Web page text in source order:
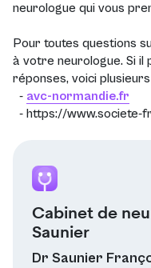
neurologue qui vous
Pour toutes questions
à votre neurologue. Si il
réponses, voici
- avc-normandie.fr
- https://www.societe-
Cabinet de
Saunier
Dr Saunier